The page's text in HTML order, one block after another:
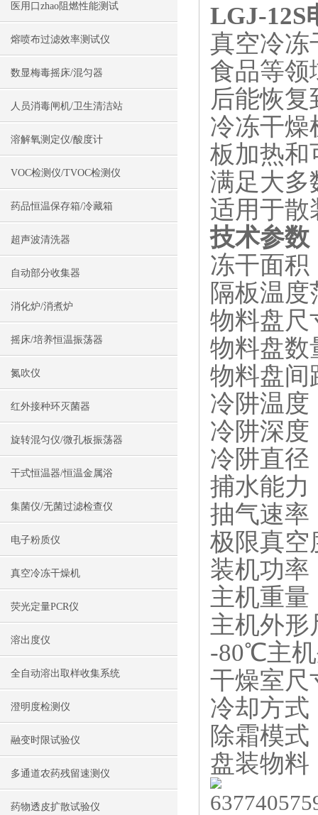
医用口zhao阻燃性能测试
熔喷布过滤效率测试仪
数显梅毒摇床/混匀器
人员消毒闸机/卫生清洁站
溶解氧测定仪/酸度计
VOC检测仪/TVOC检测仪
药品恒温保存箱/冷藏箱
超声波清洗器
自动部分收集器
消化炉/消煮炉
摇床/培养恒温振荡器
氮吹仪
红外接种环灭菌器
旋转混匀仪/微孔板振荡器
干式恒温器/恒温金属浴
集菌仪/无菌过滤检查仪
电子粉质仪
真空冷冻干燥机
荧光定量PCR仪
溶出度仪
全自动溶出取样收集系统
澄明度检测仪
融变时限试验仪
多通道农药残留速测仪
药物透皮扩散试验仪
LGJ-12S
真空冷冻
食品等领
后能恢
冷冻干燥
板加热和
满足大多
适用于散
技术参数
冻干面积
隔板温
物料盘尺
物料盘数
物料盘间
冷阱温
冷阱深度
冷阱直径
捕水能力
抽气速率
极限真空
装机功率
主机重量
主机外形
-80℃主机
干燥室尺
冷却方式
除霜模
盘装物料